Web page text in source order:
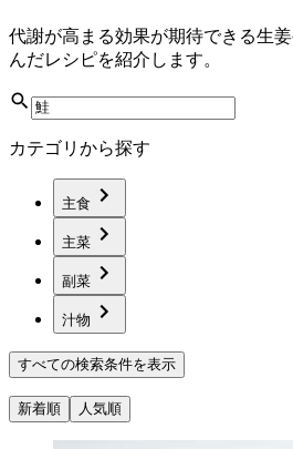
代謝が高まる効果が期待できる生
んだレシピを紹介します。
カテゴリから探す
主食
主菜
副菜
汁物
すべての検索条件を表示
新着順 人気順